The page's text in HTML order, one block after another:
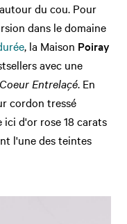
du cou. Pour
dans le domaine
, la Maison Poiray
avec une
Coeur Entrelaçé. En
cordon tressé
ici d'or rose 18 carats
l'une des teintes